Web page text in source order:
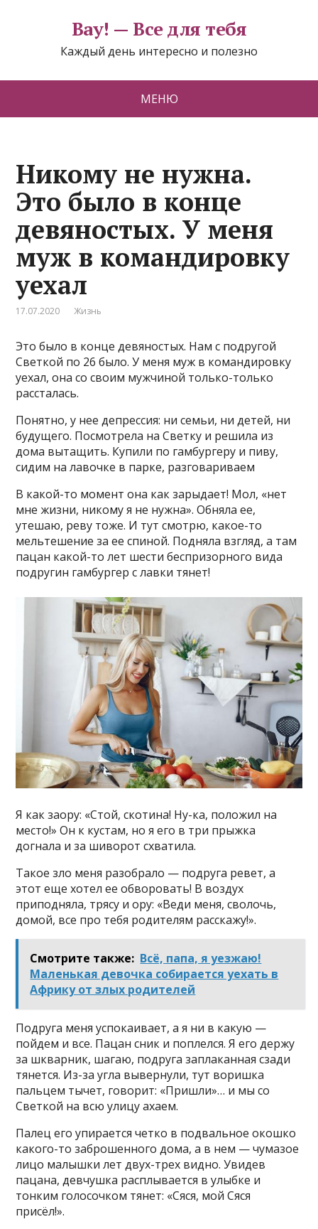
Вау! — Все для тебя
Каждый день интересно и полезно
МЕНЮ
Никому не нужна.
Это было в конце
девяностых. У меня
муж в командировку
уехал
17.07.2020 Жизнь
Это было в конце девяностых. Нам с подругой
Светкой по 26 было. У меня муж в командировку
уехал, она со своим мужчиной только-только
рассталась.
Понятно, у нее депрессия: ни семьи, ни детей, ни
будущего. Посмотрела на Светку и решила из
дома вытащить. Купили по гамбургеру и пиву,
сидим на лавочке в парке, разговариваем
В какой-то момент она как зарыдает! Мол, «нет
мне жизни, никому я не нужна». Обняла ее,
утешаю, реву тоже. И тут смотрю, какое-то
мельтешение за ее спиной. Подняла взгляд, а там
пацан какой-то лет шести беспризорного вида
подругин гамбургер с лавки тянет!
Я как заору: «Стой, скотина! Ну-ка, положил на
место!» Он к кустам, но я его в три прыжка
догнала и за шиворот схватила.
Такое зло меня разобрало — подруга ревет, а
этот еще хотел ее обворовать! В воздух
приподняла, трясу и ору: «Веди меня, сволочь,
домой, все про тебя родителям расскажу!».
Смотрите также: Всё, папа, я уезжаю!
Маленькая девочка собирается уехать в
Африку от злых родителей
Подруга меня успокаивает, а я ни в какую —
пойдем и все. Пацан сник и поплелся. Я его держу
за шкварник, шагаю, подруга заплаканная сзади
тянется. Из-за угла вывернули, тут воришка
пальцем тычет, говорит: «Пришли»… и мы со
Светкой на всю улицу ахаем.
Палец его упирается четко в подвальное окошко
какого-то заброшенного дома, а в нем — чумазое
лицо малышки лет двух-трех видно. Увидев
пацана, девчушка расплывается в улыбке и
тонким голосочком тянет: «Сяся, мой Сяся
присёл!».